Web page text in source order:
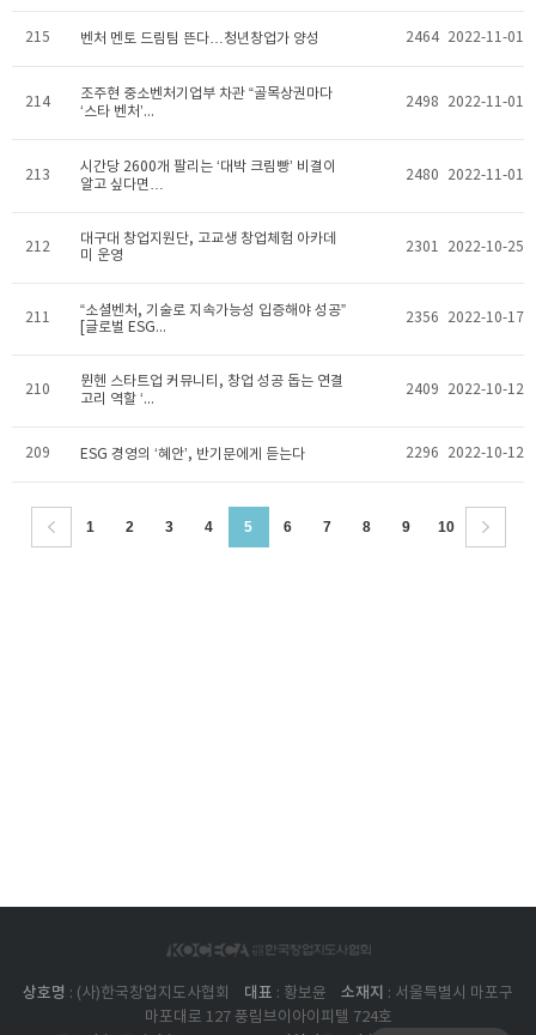
215 벤처 멘토 드림팀 뜬다…청년창업가 양성 2464 2022-11-01
214
조주현 중소벤처기업부 차관 “골목상권마다
‘스타 벤처’...
2498 2022-11-01
213
시간당 2600개 팔리는 ‘대박 크림빵’ 비결이
알고 싶다면…
2480 2022-11-01
212
대구대 창업지원단, 고교생 창업체험 아카데
미 운영
2301 2022-10-25
211
“소셜벤처, 기술로 지속가능성 입증해야 성공”
[글로벌 ESG...
2356 2022-10-17
210
뮌헨 스타트업 커뮤니티, 창업 성공 돕는 연결
고리 역할 ‘...
2409 2022-10-12
209 ESG 경영의 ‘혜안’, 반기문에게 듣는다 2296 2022-10-12
1 2 3 4 5 6 7 8 9 10
상호명 : (사)한국창업지도사협회 대표 : 황보윤 소재지 : 서울특별시 마포구
마포대로 127 풍림브이아이피텔 724호